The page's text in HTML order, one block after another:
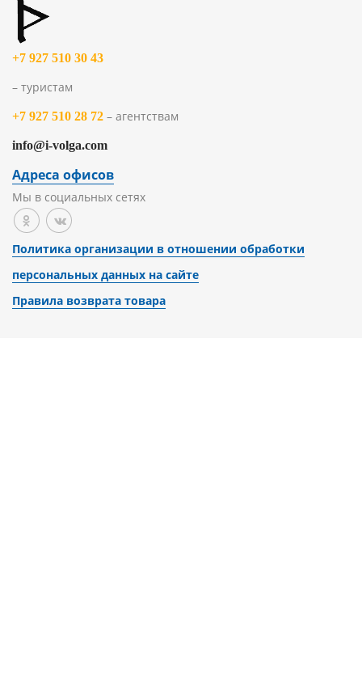
+7 927 510 30 43
– туристам
+7 927 510 28 72 – агентствам
info@i-volga.com
Адреса офисов
Мы в социальных сетях
Политика организации в отношении обработки
персональных данных на сайте
Правила возврата товара